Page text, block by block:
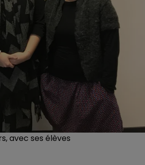
avec ses élèves